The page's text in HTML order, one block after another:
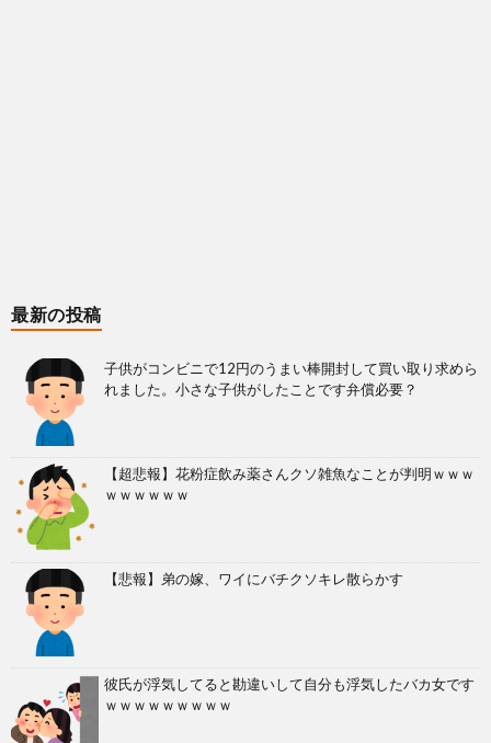
最新の投稿
子供がコンビニで12円のうまい棒開封して買い取り求めら
れました。小さな子供がしたことです弁償必要？
【超悲報】花粉症飲み薬さんクソ雑魚なことが判明ｗｗｗ
ｗｗｗｗｗｗ
【悲報】弟の嫁、ワイにバチクソキレ散らかす
彼氏が浮気してると勘違いして自分も浮気したバカ女です
ｗｗｗｗｗｗｗｗｗ